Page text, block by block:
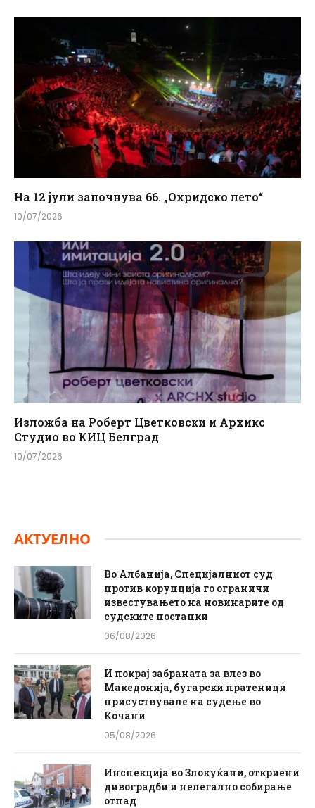
На 12 јули започнува 66. „Охридско лето“
10/07/2026
Изложба на Роберт Цветковски и Архикс
Студио во КИЦ Белград
10/07/2026
АКТУЕЛНО
Во Албанија, Специјалниот суд
против корупција го ограничи
известувањето на новинарите од
судските постапки
06/08/2026
И покрај забраната за влез во
Македонија, бугарски пратеници
присуствувале на судење во
Кочани
05/08/2026
Инспекција во Злокуќани, откриени
дивоградби и нелегално собирање
отпад